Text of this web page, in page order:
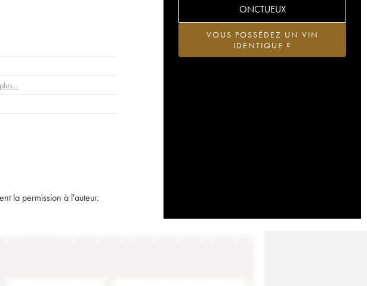
ONCTUEUX
VOUS POSSÉDEZ UN VIN
IDENTIQUE ?
la permission à l'auteur.